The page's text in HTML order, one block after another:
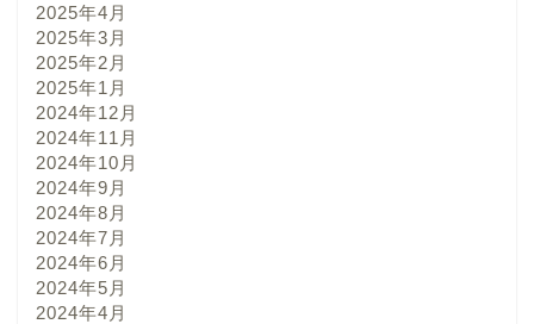
2025年4月
2025年3月
2025年2月
2025年1月
2024年12月
2024年11月
2024年10月
2024年9月
2024年8月
2024年7月
2024年6月
2024年5月
2024年4月